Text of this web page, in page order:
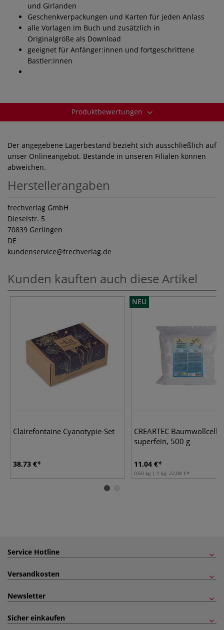
und Girlanden
Geschenkverpackungen und Karten für jeden Anlass
alle Vorlagen im Buch und zusätzlich in
Originalgröße als Download
geeignet für Anfänger:innen und fortgeschrittene
Bastler:innen
Produktbewertungen
Der angegebene Lagerbestand bezieht sich ausschließlich auf
unser Onlineangebot. Bestände in unseren Filialen können
abweichen.
Herstellerangaben
frechverlag GmbH
Dieselstr. 5
70839 Gerlingen
DE
kundenservice@frechverlag.de
Kunden kauften auch diese Artikel
Clairefontaine Cyanotypie-Set
38,73 €
NEU
CREARTEC
superfein, 500 g
11,04 €
0,50 kg | 1 kg: 22,08 €
Service Hotline
Versandkosten
Newsletter
Sicher einkaufen